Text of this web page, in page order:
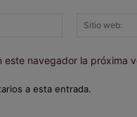
Correo
navegador la próxima
a esta entrada.